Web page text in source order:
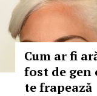
Cum ar fi
fost de gen
te frapează